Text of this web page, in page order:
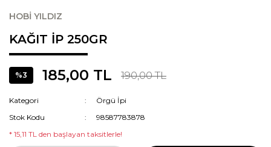
HOBİ YILDIZ
KAĞIT İP 250GR
%3 185,00 TL 190,00 TL
Kategori
Örgü İpi
Stok Kodu
98587783878
* 15,11 TL den başlayan taksitlerle!